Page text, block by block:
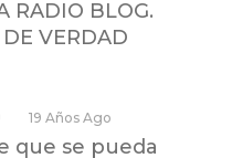
RADIO BLOG.
VERDAD
19 Años Ago
que se pueda